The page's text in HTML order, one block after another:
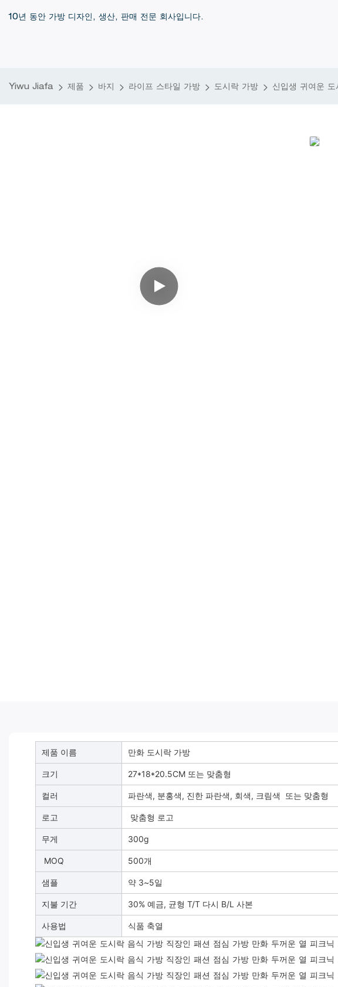
10년 동안 가방 디자인, 생산, 판매 전문 회사입니다.
Yiwu Jiafa 제품 바지 라이프 스타일 가방 도시락 가방 신입생 귀여운
제품 이름 만화 도시락 가방
크기 27*18*20.5CM 또는 맞춤형
컬러 파란색, 분홍색, 진한 파란색, 회색, 크림색 또는 맞춤형
로고 맞춤형 로고
무게 300g
MOQ 500개
샘플 약 3~5일
지불 기간 30% 예금, 균형 T/T 다시 B/L 사본
사용법 식품 축열